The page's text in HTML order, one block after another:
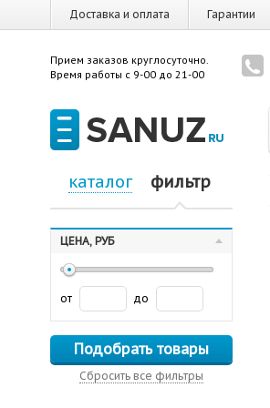
Доставка и оплата Гарантии
Прием заказов круглосуточно.
Время работы с 9-00 до 21-00
каталог фильтр
ЦЕНА, РУБ
от до
Подобрать товары
Сбросить все фильтры